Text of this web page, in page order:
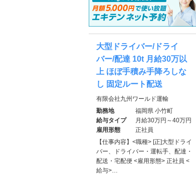
大型ドライバー/ドライ
バー/配達 10t 月給30万以
上 ほぼ手積み手降ろしな
し 固定ルート配送
有限会社九州ワールド運輸
勤務地
福岡県 小竹町
給与タイプ
月給30万円～40万円
雇用形態
正社員
【仕事内容】<職種> [正]大型ドライ
バー、ドライバー・運転手、配達・
配送・宅配便 <雇用形態> 正社員 <
給与>…